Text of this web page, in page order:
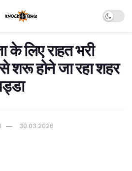
के लिए राहत भरी
शरू होने जा रहा शहर
30.03.2026